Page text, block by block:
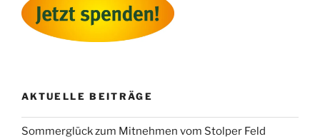
AKTUELLE BEITRÄGE
Sommerglück zum Mitnehmen vom Stolper Feld